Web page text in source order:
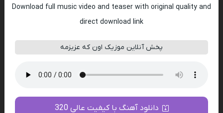
Download full music video and teaser with original quality and
direct download link
پخش آنلاین موزیک اون که عزیزمه
دانلود آهنگ با کیفیت عالی 320